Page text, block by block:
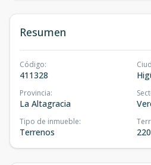
Resumen
Código:
411328
Provincia:
La Altagracia
Tipo de inmueble:
Terrenos